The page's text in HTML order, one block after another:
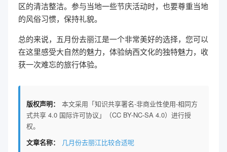
区的清洁整洁。参与当地一些节庆活动时，也要尊重当地
的风俗习惯，保持礼貌。
总的来说，五月份去丽江是一个非常美好的选择，您可以
在这里感受大自然的魅力，体验纳西文化的独特魅力，收
获一次难忘的旅行体验。
版权声明：
本文采用「知识共享署名-非商业性使用-相同方
式共享 4.0 国际许可协议」（CC BY-NC-SA 4.0）进行授
权。
文章名称：
几月份去丽江比较合适呢